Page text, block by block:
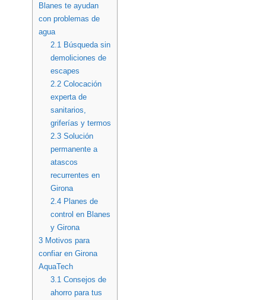
Blanes te ayudan
con problemas de
agua
2.1 Búsqueda sin
demoliciones de
escapes
2.2Colocación
experta de
sanitarios,
griferías y termos
2.3Solución
permanente a
atascos
recurrentes en
Girona
2.4Planes de
control en Blanes
y Girona
3 Motivos para
confiar en Girona
AquaTech
3.1 Consejos de
ahorro para tus